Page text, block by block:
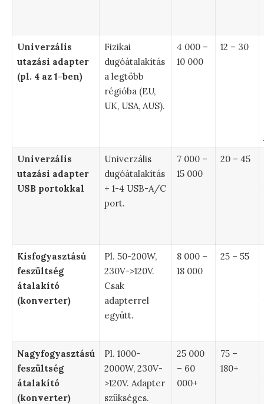
Univerzális
utazási adapter
(pl. 4 az 1-ben)
Fizikai
dugóátalakítás
a legtöbb
régióba (EU,
UK, USA, AUS).
4 000 –
10 000
12 – 30
Univerzális
utazási adapter
USB portokkal
Univerzális
dugóátalakítás
+ 1-4 USB-A/C
port.
7 000 –
15 000
20 – 45
Kisfogyasztású
feszültség
átalakító
(konverter)
Pl. 50-200W,
230V->120V.
Csak
adapterrel
együtt.
8 000 –
18 000
25 – 55
Nagyfogyasztású
feszültség
átalakító
(konverter)
Pl. 1000-
2000W, 230V-
>120V. Adapter
szükséges.
25 000
– 60
000+
75 –
180+